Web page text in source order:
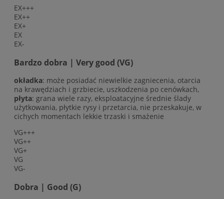
EX+++
EX++
EX+
EX
EX-
Bardzo dobra | Very good (VG)
okładka: może posiadać niewielkie zagniecenia, otarcia
na krawędziach i grzbiecie, uszkodzenia po cenówkach,
płyta: grana wiele razy, eksploatacyjne średnie ślady
użytkowania, płytkie rysy i przetarcia, nie przeskakuje, w
cichych momentach lekkie trzaski i smażenie
VG+++
VG++
VG+
VG
VG-
Dobra | Good (G)